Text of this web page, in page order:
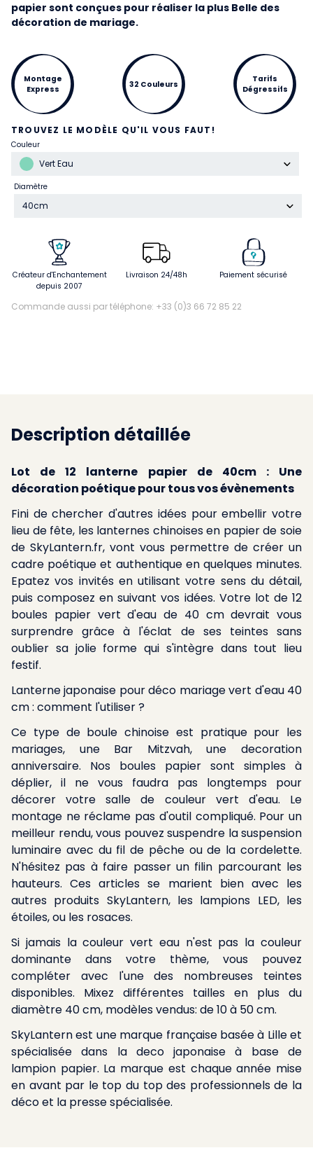
papier sont conçues pour réaliser la plus Belle des
décoration de mariage.
TROUVEZ LE MODÈLE QU'IL VOUS FAUT!
Couleur
Vert Eau
Diamètre
40cm
Montage
Express
32 Couleurs
Tarifs
Dégressifs
Créateur d'Enchantement
depuis 2007
Livraison 24/48h Paiement sécurisé
Commande aussi par téléphone: +33 (0)3 66 72 85 22
Description détaillée
Lot de 12 lanterne papier de 40cm : Une
décoration poétique pour tous vos évènements
Fini de chercher d'autres idées pour embellir votre
lieu de fête, les lanternes chinoises en papier de soie
de SkyLantern.fr, vont vous permettre de créer un
cadre poétique et authentique en quelques minutes.
Epatez vos invités en utilisant votre sens du détail,
puis composez en suivant vos idées. Votre lot de 12
boules papier vert d'eau de 40 cm devrait vous
surprendre grâce à l'éclat de ses teintes sans
oublier sa jolie forme qui s'intègre dans tout lieu
festif.
Lanterne japonaise pour déco mariage vert d'eau 40
cm : comment l'utiliser ?
Ce type de boule chinoise est pratique pour les
mariages, une Bar Mitzvah, une decoration
anniversaire. Nos boules papier sont simples à
déplier, il ne vous faudra pas longtemps pour
décorer votre salle de couleur vert d'eau. Le
montage ne réclame pas d'outil compliqué. Pour un
meilleur rendu, vous pouvez suspendre la suspension
luminaire avec du fil de pêche ou de la cordelette.
N'hésitez pas à faire passer un filin parcourant les
hauteurs. Ces articles se marient bien avec les
autres produits SkyLantern, les lampions LED, les
étoiles, ou les rosaces.
Si jamais la couleur vert eau n'est pas la couleur
dominante dans votre thème, vous pouvez
compléter avec l'une des nombreuses teintes
disponibles. Mixez différentes tailles en plus du
diamètre 40 cm, modèles vendus: de 10 à 50 cm.
SkyLantern est une marque française basée à Lille et
spécialisée dans la deco japonaise à base de
lampion papier. La marque est chaque année mise
en avant par le top du top des professionnels de la
déco et la presse spécialisée.